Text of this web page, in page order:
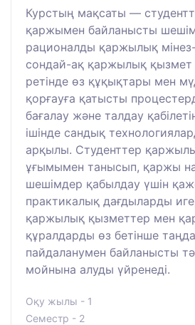
Курстың мақсаты —
қаржымен байланысты
рационалды қаржылық
сондай-ақ қаржылық
ретінде өз құқықтары мен
қорғауға қатысты
бағалау және талдау
ішінде сандық
арқылы. Студенттер
ұғымымен танысып, қаржы
шешімдер қабылдау үшін
практикалық дағдыларды
қаржылық қызметтер мен
құралдарды өз бетінше
пайдаланумен байланысты
мойнына алуды үйренеді.
Оқу жылы - 1
Семестр - 2